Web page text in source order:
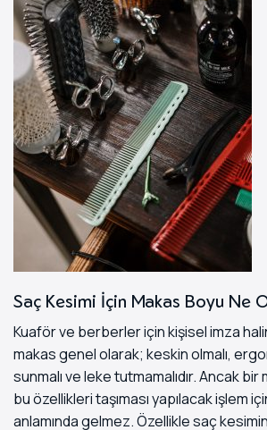
Saç Kesimi İçin Makas Boyu Ne
Kuaför ve berberler için kişisel imza
makas genel olarak; keskin olmalı,
sunmalı ve leke tutmamalıdır. Ancak bir
bu özellikleri taşıması yapılacak işlem
anlamında gelmez. Özellikle saç